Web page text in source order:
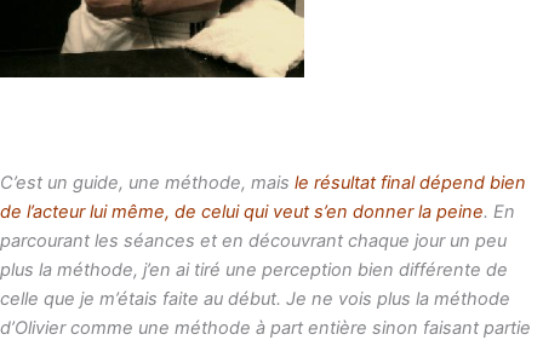
C’est un guide, une méthode, mais le résultat final dépend bien
de l’acteur lui même, de celui qui veut s’en donner la peine. En
parcourant les séances et en découvrant chaque jour un peu
plus la méthode, j’en ai tiré une perception bien différente de
celle que je m’étais faite au début. Je ne vois plus la méthode
d’Olivier comme une méthode à part entière sinon faisant partie